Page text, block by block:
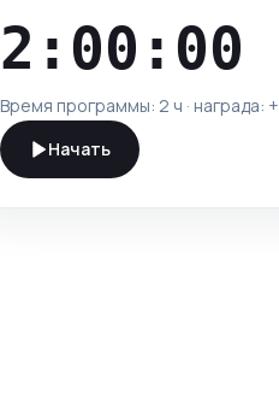
2:00:00
Время программы: 2 ч · награда: +
Начать